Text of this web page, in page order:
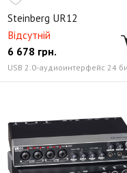
Steinberg UR12
Відсутній
6 678 грн.